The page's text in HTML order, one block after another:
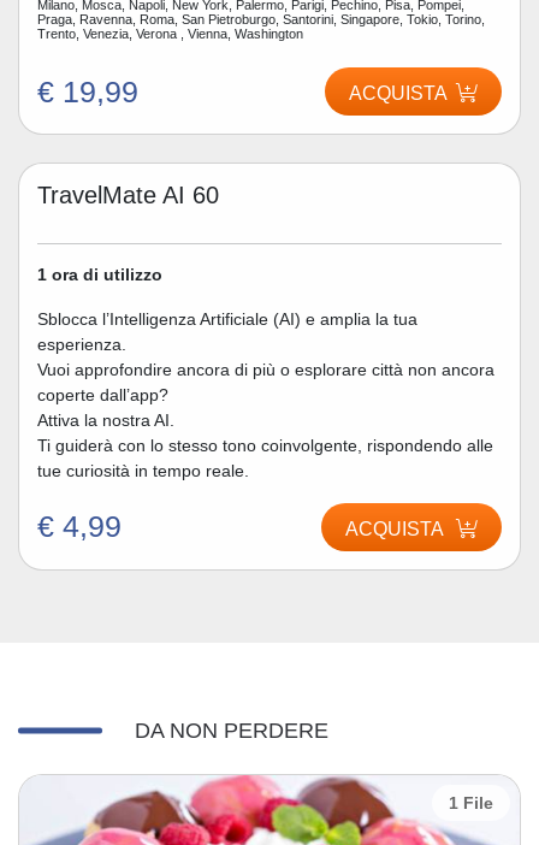
Milano, Mosca, Napoli, New York, Palermo, Parigi, Pechino, Pisa, Pompei,
Praga, Ravenna, Roma, San Pietroburgo, Santorini, Singapore, Tokio, Torino,
Trento, Venezia, Verona , Vienna, Washington
€ 19,99 ACQUISTA
TravelMate AI 60
1 ora di utilizzo
Sblocca l’Intelligenza Artificiale (AI) e amplia la tua
esperienza.
Vuoi approfondire ancora di più o esplorare città non ancora
coperte dall’app?
Attiva la nostra AI.
Ti guiderà con lo stesso tono coinvolgente, rispondendo alle
tue curiosità in tempo reale.
€ 4,99 ACQUISTA
DA NON PERDERE
1 File